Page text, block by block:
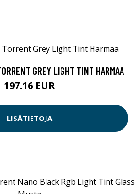
GREY LIGHT TINT HARMAA
197.16 EUR
LISÄTIETOJA